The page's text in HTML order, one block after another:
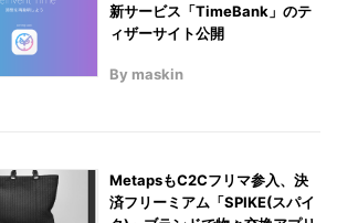
新サービス「TimeBank」のテ
ィザーサイト公開
By maskin
MetapsもC2Cフリマ参入、決
済フリーミアム「SPIKE(スパイ